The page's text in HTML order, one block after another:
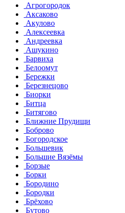
Агрогородок
Аксаково
Акулово
Алексеевка
Андреевка
Ашукино
Барвиха
Белоомут
Бережки
Березнецово
Биорки
Битца
Битягово
Ближние Прудищи
Боброво
Богородское
Большевик
Большие Вязёмы
Борзые
Борки
Бородино
Бородки
Брёхово
Бутово